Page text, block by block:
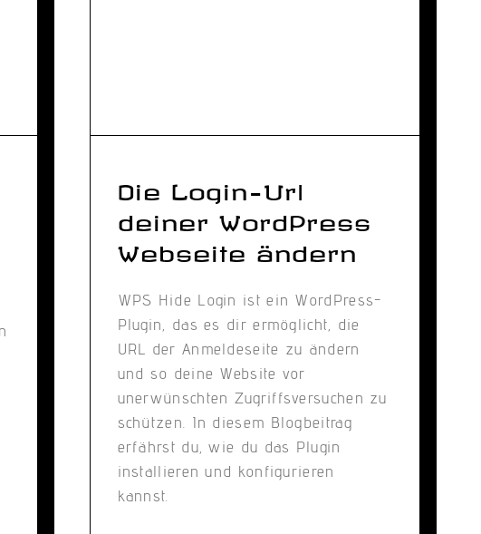
Die Login-Url
deiner WordPress
Webseite ändern
WPS Hide Login ist ein WordPress-
Plugin, das es dir ermöglicht, die
URL der Anmeldeseite zu ändern
und so deine Website vor
unerwünschten Zugriffsversuchen zu
schützen. In diesem Blogbeitrag
erfährst du, wie du das Plugin
installieren und konfigurieren
kannst.